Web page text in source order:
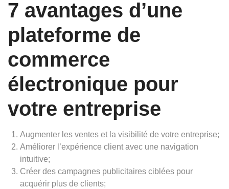
7 avantages d’une
plateforme de
commerce
électronique pour
votre entreprise
Augmenter les ventes et la visibilité de votre entreprise;
Améliorer l’expérience client avec une navigation
intuitive;
Créer des campagnes publicitaires ciblées pour
acquérir plus de clients;